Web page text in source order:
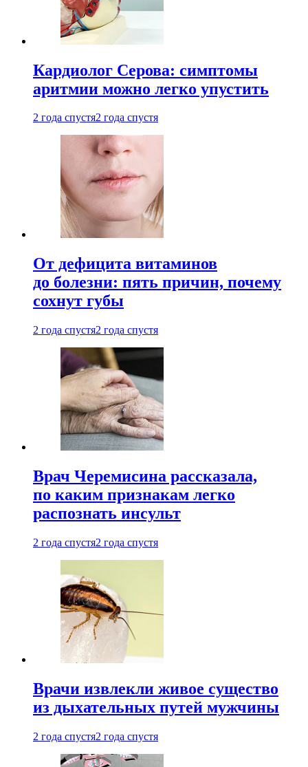
Кардиолог Серова: симптомы
аритмии можно легко упустить
2 года спустя2 года спустя
От дефицита витаминов
до болезни: пять причин, почему
сохнут губы
2 года спустя2 года спустя
Врач Черемисина рассказала,
по каким признакам легко
распознать инсульт
2 года спустя2 года спустя
Врачи извлекли живое существо
из дыхательных путей мужчины
2 года спустя2 года спустя